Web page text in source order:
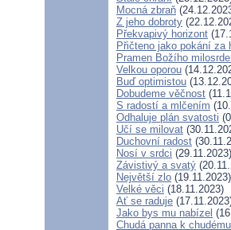
Mocná zbraň
Z jeho dobroty
Překvapivý horizont
Přičteno jako pokání za
Pramen Božího
Velkou oporou
Buď optimistou
Dobudeme věčnost
S radostí a mlčením
Odhaluje plán svatosti
Učí se milovat
Duchovní radost
Nosí v srdci (29.11.2023)
Závistivý a svatý
Největší zlo (19.11.2023)
Velké věci (18.11.2023)
Ať se raduje
Jako bys mu nabízel
Chudá panna k